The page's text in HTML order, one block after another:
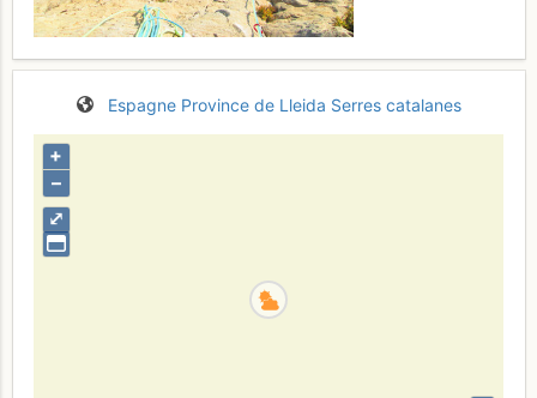
Espagne Province de Lleida Serres catalanes
⤢
+
–